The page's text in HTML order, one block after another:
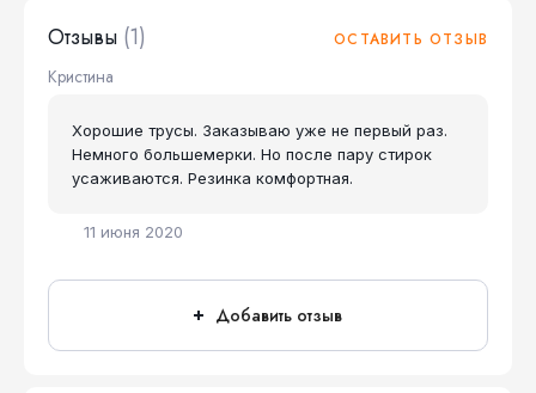
Отзывы (1) ОСТАВИТЬ ОТЗЫВ
Кристина
11 июня 2020
Хорошие трусы. Заказываю уже не первый раз.
Немного большемерки. Но после пару стирок
усаживаются. Резинка комфортная.
Добавить отзыв